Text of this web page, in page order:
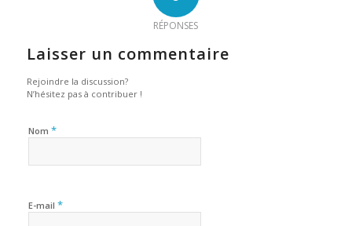
RÉPONSES
Laisser un commentaire
Rejoindre la discussion?
N’hésitez pas à contribuer !
Nom *
E-mail *